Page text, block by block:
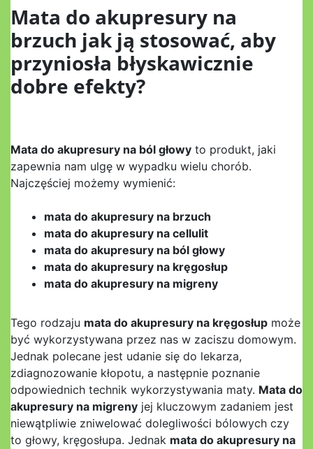
Mata do akupresury na
brzuch jak ją stosować, aby
przyniosła błyskawicznie
dobre efekty?
Mata do akupresury na ból głowy to produkt, jaki
zapewnia nam ulgę w wypadku wielu chorób.
Najczęściej możemy wymienić:
mata do akupresury na brzuch
mata do akupresury na cellulit
mata do akupresury na ból głowy
mata do akupresury na kręgosłup
mata do akupresury na migreny
Tego rodzaju mata do akupresury na kręgosłup może
być wykorzystywana przez nas w zaciszu domowym.
Jednak polecane jest udanie się do lekarza,
zdiagnozowanie kłopotu, a następnie poznanie
odpowiednich technik wykorzystywania maty. Mata do
akupresury na migreny jej kluczowym zadaniem jest
niewątpliwie zniwelować dolegliwości bólowych czy
to głowy, kręgosłupa. Jednak mata do akupresury na